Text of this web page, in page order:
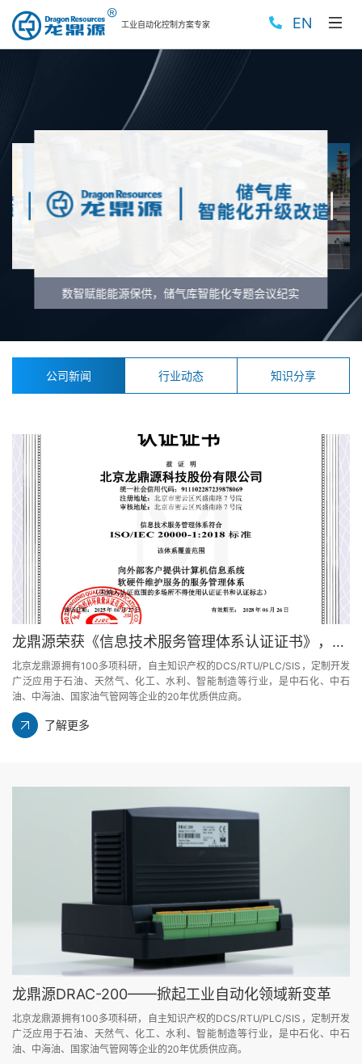
工业自动化控制方案专家 EN
数智赋能能源保供，储气库智能化专题会议纪实
公司新闻 行业动态 知识分享
龙鼎源荣获《信息技术服务管理体系认证证书》，服务质量再上新台阶
北京龙鼎源拥有100多项科研，自主知识产权的DCS/RTU/PLC/SIS，定制开发
广泛应用于石油、天然气、化工、水利、智能制造等行业，是中石化、中石
油、中海油、国家油气管网等企业的20年优质供应商。
了解更多
龙鼎源DRAC-200——掀起工业自动化领域新变革
北京龙鼎源拥有100多项科研，自主知识产权的DCS/RTU/PLC/SIS，定制开发
广泛应用于石油、天然气、化工、水利、智能制造等行业，是中石化、中石
油、中海油、国家油气管网等企业的20年优质供应商。